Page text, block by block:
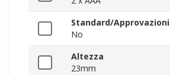
Standard/Approvazioni
No
Altezza
23mm